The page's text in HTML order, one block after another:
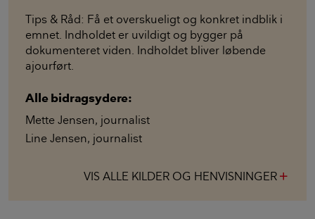
Tips & Råd: Få et overskueligt og konkret indblik i
emnet. Indholdet er uvildigt og bygger på
dokumenteret viden. Indholdet bliver løbende
ajourført.
Alle bidragsydere:
Mette Jensen, journalist
Line Jensen, journalist
VIS ALLE KILDER OG HENVISNINGER